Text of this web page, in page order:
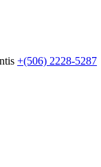
+(506) 2228-5287